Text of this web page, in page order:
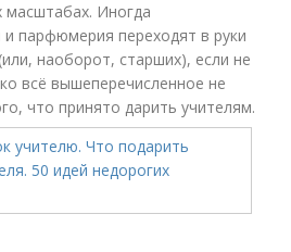
масштабах. Иногда
парфюмерия переходят в руки
наоборот, старших), если не
всё вышеперечисленное не
что принято дарить учителям.